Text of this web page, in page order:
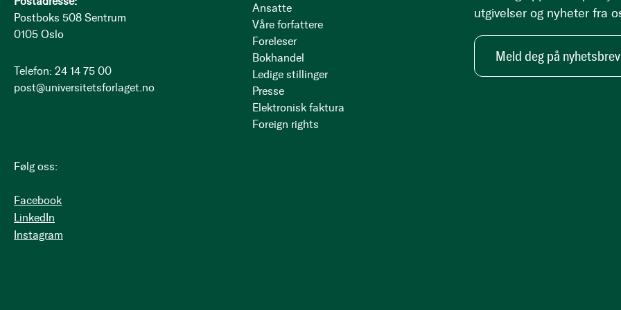
Postboks 508 Sentrum
0105 Oslo
Telefon: 24 14 75 00
post@universitetsforlaget.no
Følg oss:
Facebook
LinkedIn
Instagram
Ansatte
Våre forfattere
Foreleser
Bokhandel
Ledige stillinger
Presse
Elektronisk faktura
Foreign rights
utgivelser og nyheter fra
Meld deg på nyhetsbrev